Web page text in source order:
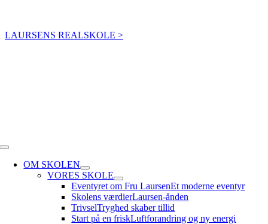
content
LAURSENS REALSKOLE >
Toggle
NavigationOM SKOLEN
VORES SKOLE
Eventyret om Fru LaursenEt moderne eventyr
Skolens værdierLaursen-ånden
TrivselTryghed skaber tillid
Start på en friskLuftforandring og ny energi